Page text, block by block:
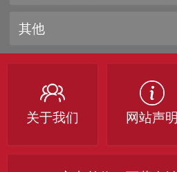
其他
关于我们 网站声明